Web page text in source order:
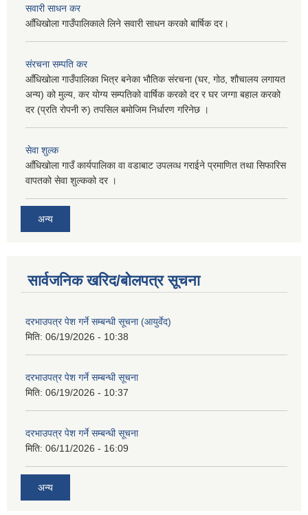
सवारी साधन कर
आँधिखोला गाउँपालिकाले लिने सवारी साधन करको बार्षिक दर।
संरचना सम्पति कर
आँधिखोला गाउँपालिका भित्र बनेका भौतिक संरचना (घर, गोठ, शौचालय लगायत
अन्य) को मुल्य, कर योग्य सम्पतिको वार्षिक करको दर र घर जग्गा बहाल करको
दर (प्रति रोपनी रु) तपसिल बमोजिम निर्धारण गरिनेछ ।
सेवा शुल्क
आँधिखोला गाउँ कार्यपालिका वा वडाबाट उपलव्ध गराईने प्रमाणित तथा सिफारिस
वापतको सेवा शुल्कको दर ।
अन्य
सार्वजनिक खरिद/बोलपत्र सूचना
दरभाउपत्र पेश गर्ने सम्बन्धी सूचना (आयुर्वेद)
मिति: 06/19/2026 - 10:38
दरभाउपत्र पेश गर्ने सम्बन्धी सूचना
मिति: 06/19/2026 - 10:37
दरभाउपत्र पेश गर्ने सम्बन्धी सूचना
मिति: 06/11/2026 - 16:09
अन्य